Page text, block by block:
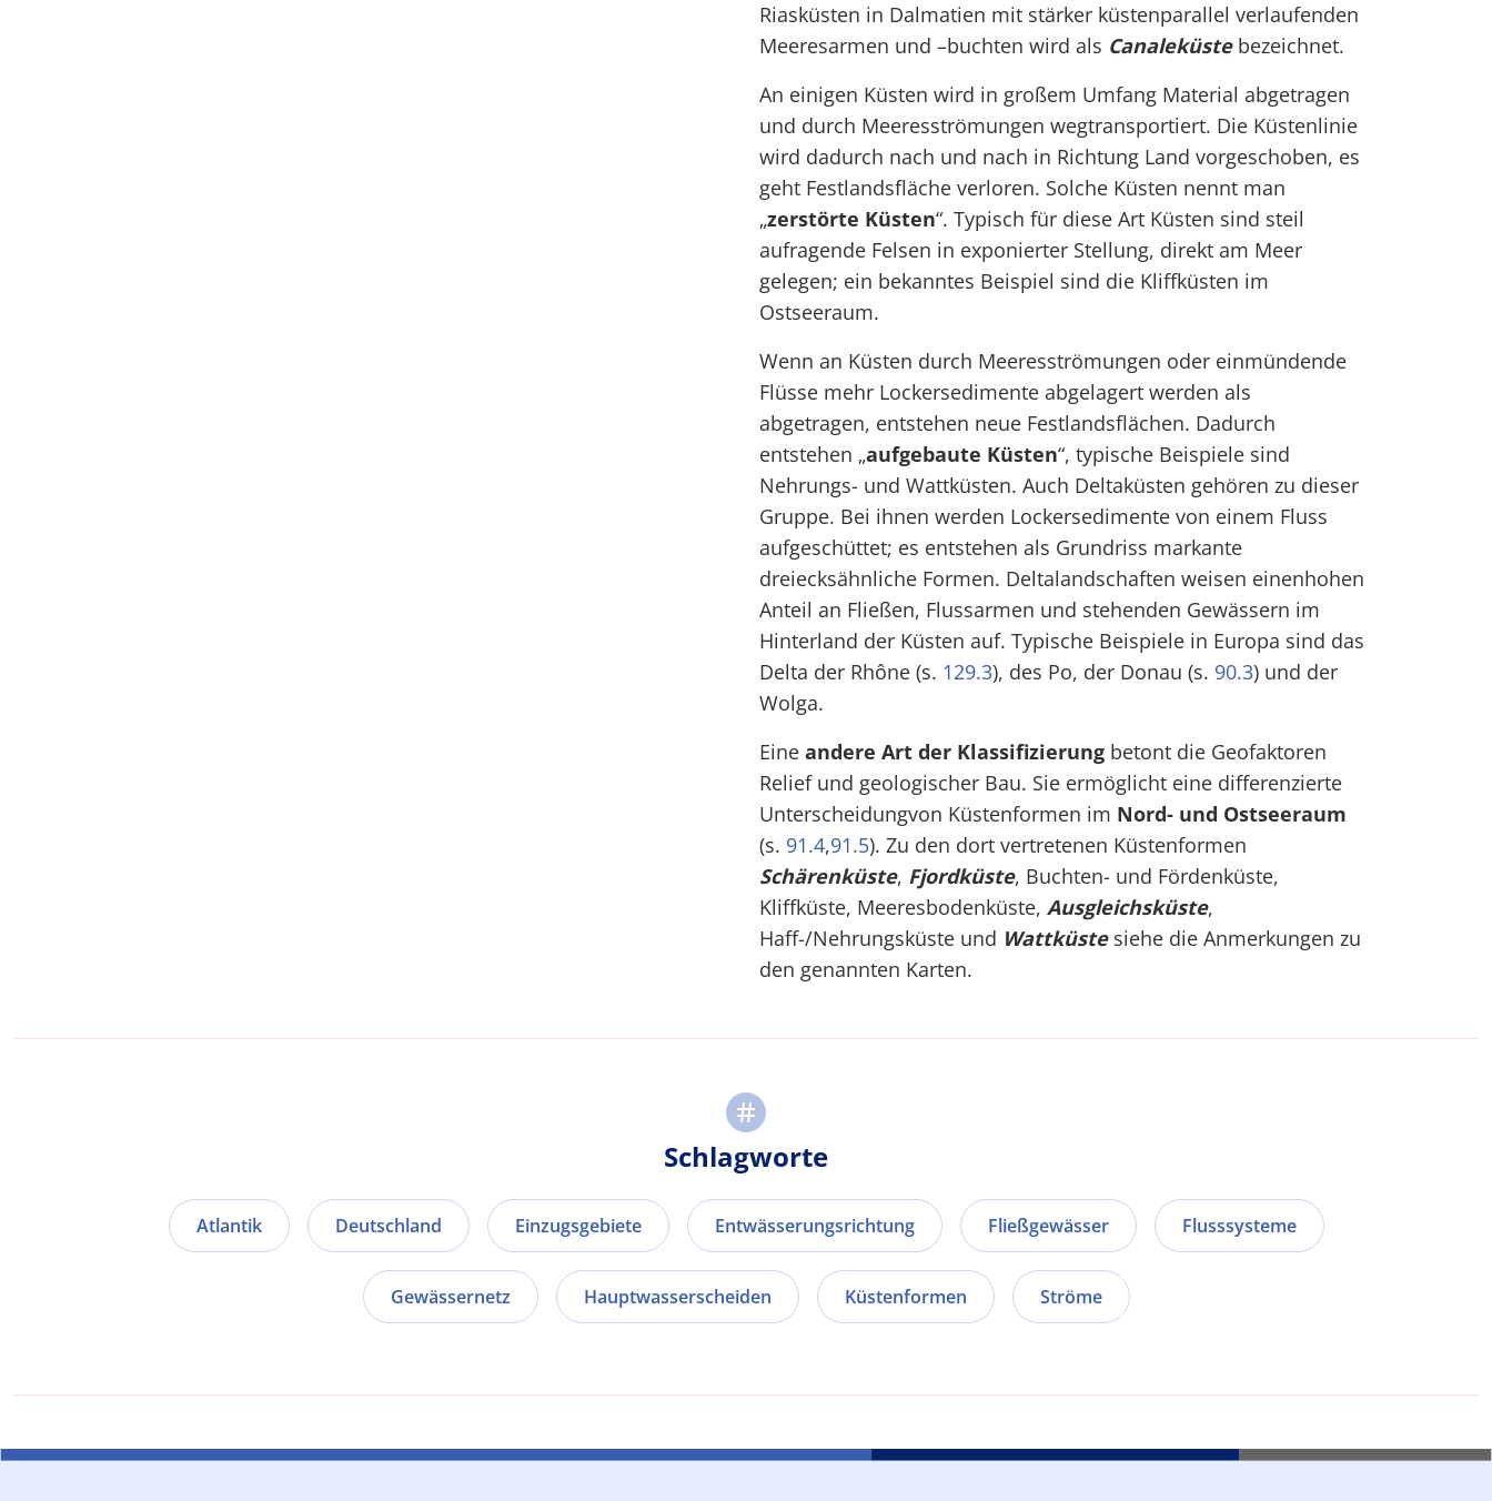
Riasküsten in Dalmatien mit stärker küstenparallel verlaufenden
Meeresarmen und –buchten wird als Canaleküstebezeichnet.
An einigen Küsten wird in großem Umfang Material abgetragen
und durch Meeresströmungen wegtransportiert. Die Küstenlinie
wird dadurch nach und nach in Richtung Land vorgeschoben, es
geht Festlandsfläche verloren. Solche Küsten nennt man
„zerstörte Küsten“. Typisch für diese Art Küsten sind steil
aufragende Felsen in exponierter Stellung, direkt am Meer
gelegen; ein bekanntes Beispiel sind die Kliffküsten im
Ostseeraum.
Wenn an Küsten durch Meeresströmungen oder einmündende
Flüsse mehr Lockersedimente abgelagert werden als
abgetragen, entstehen neue Festlandsflächen. Dadurch
entstehen „aufgebaute Küsten“, typische Beispiele sind
Nehrungs- und Wattküsten. Auch Deltaküsten gehören zu dieser
Gruppe. Bei ihnen werden Lockersedimente von einem Fluss
aufgeschüttet; es entstehen als Grundriss markante
dreiecksähnliche Formen. Deltalandschaften weisen einenhohen
Anteil an Fließen, Flussarmen und stehenden Gewässern im
Hinterland der Küsten auf. Typische Beispiele in Europa sind das
Delta der Rhône (s. 129.3), des Po, der Donau (s. 90.3) und der
Wolga.
Eine andere Art der Klassifizierung betont die Geofaktoren
Relief und geologischer Bau. Sie ermöglicht eine differenzierte
Unterscheidungvon Küstenformen im Nord- und Ostseeraum
(s. 91.4,91.5). Zu den dort vertretenen Küstenformen
Schärenküste, Fjordküste, Buchten- und Fördenküste,
Kliffküste, Meeresbodenküste, Ausgleichsküste,
Haff-/Nehrungsküste und Wattküstesiehe die Anmerkungen zu
den genannten Karten.
Schlagworte
Atlantik Deutschland Einzugsgebiete Entwässerungsrichtung Fließgewässer Flusssysteme
Gewässernetz Hauptwasserscheiden Küstenformen Ströme